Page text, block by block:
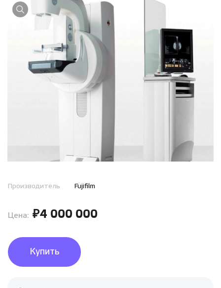
Производитель Fujifilm
Цена: ₽4 000 000
Купить